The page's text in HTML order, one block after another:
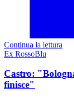
Continua la lettura
Ex RossoBlu
Castro:
finisce"